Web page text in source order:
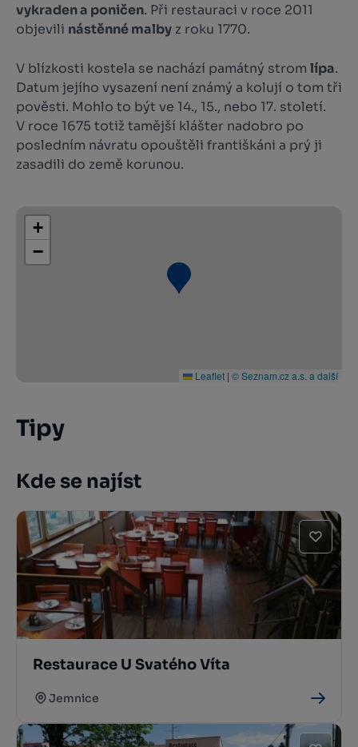
vykraden a poničen. Při restauraci v roce 2011
objevili nástěnné malby z roku 1770.
V blízkosti kostela se nachází památný strom lípa.
Datum jejího vysazení není známý a kolují o tom tři
pověsti. Mohlo to být ve 14., 15., nebo 17. století.
V roce 1675 totiž tamější klášter nadobro po
posledním návratu opouštěli františkáni a prý ji
zasadili do země korunou.
+
−
Leaflet | © Seznam.cz a.s. a další
Tipy
Kde se najíst
Restaurace U Svatého Víta
Jemnice